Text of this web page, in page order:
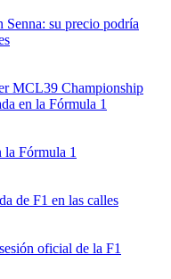
su precio podría
MCL39 Championship
en la Fórmula 1
Fórmula 1
de F1 en las calles
oficial de la F1